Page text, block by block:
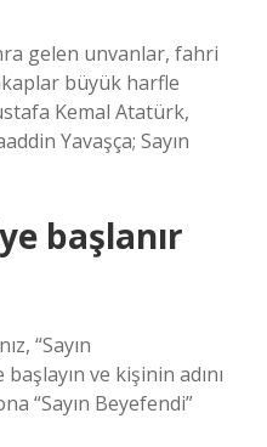
gelen unvanlar, fahri
büyük harfle
Kemal Atatürk,
Yavaşça; Sayın
başlanır
“Sayın
ve kişinin adını
“Sayın Beyefendi”